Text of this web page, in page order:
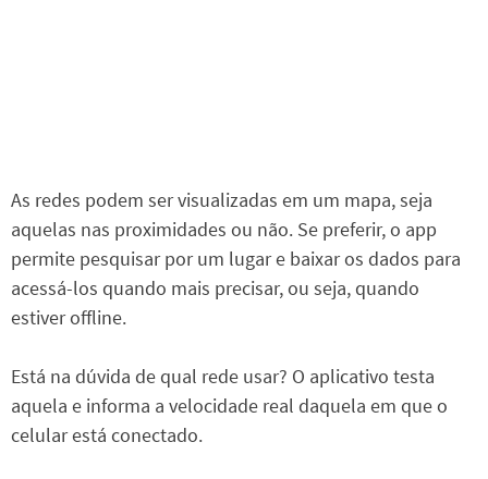
As redes podem ser visualizadas em um mapa, seja
aquelas nas proximidades ou não. Se preferir, o app
permite pesquisar por um lugar e baixar os dados para
acessá-los quando mais precisar, ou seja, quando
estiver offline.
Está na dúvida de qual rede usar? O aplicativo testa
aquela e informa a velocidade real daquela em que o
celular está conectado.